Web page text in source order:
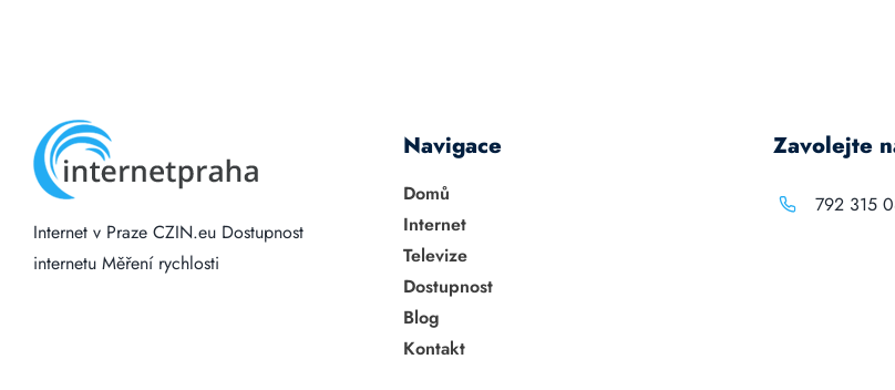
Internet v Praze CZIN.eu Dostupnost
internetu Měření rychlosti
Navigace
Domů
Internet
Televize
Dostupnost
Blog
Kontakt
Zavolejte
792 315